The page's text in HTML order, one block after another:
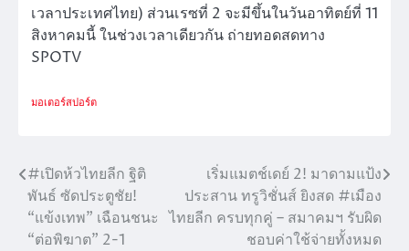
เวลาประเทศไทย) ส่วนเรซที่ 2 จะมีขึ้นในวันอาทิตย์ที่ 11
สิงหาคมนี้ ในช่วงเวลาเดียวกัน ถ่ายทอดสดทาง
SPOTV
มอเตอร์สปอร์ต
แนะแนว
เรื่อง
#เปิดห้วไทยลีก ฐิติ
พันธ์ ซัดประตูชัย!
“แข้งเทพ” เฉือนชนะ
“ต่อพิฆาต” 2-1
เริ่มแมตช์เดย์ 2! มาดามแป้ง
ประสาน ทรูวิชั่นส์ ยิงสด #เมือง
ไทยลีก ครบทุกคู่ – สมาคมฯ รับผิด
ชอบค่าใช้จ่ายทั้งหมด